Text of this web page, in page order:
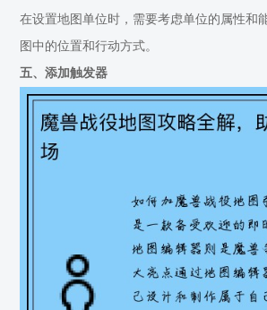
在设置地图单位时，需要考虑单位的属性和
图中的位置和行动方式。
五、添加触发器